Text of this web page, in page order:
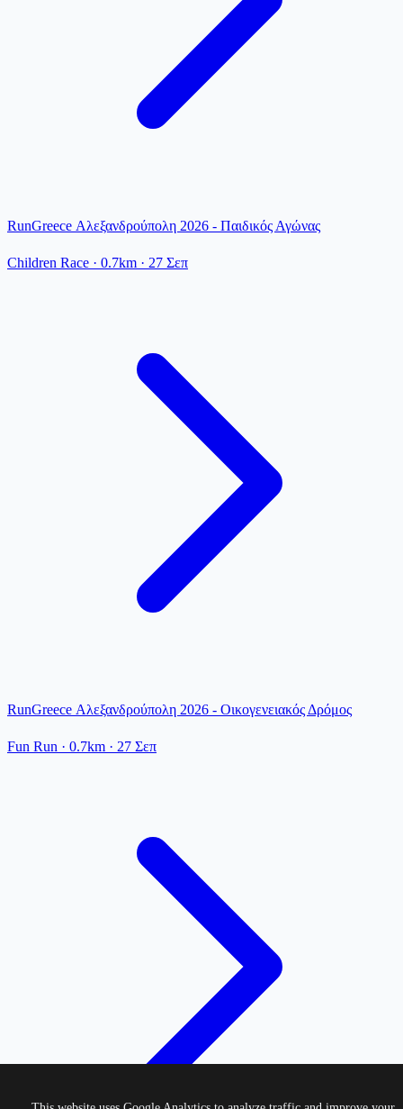
RunGreece Αλεξανδρούπολη 2026 - Παιδικός Αγώνας
Children Race · 0.7km · 27 Σεπ
RunGreece Αλεξανδρούπολη 2026 - Οικογενειακός Δρόμος
Fun Run · 0.7km · 27 Σεπ